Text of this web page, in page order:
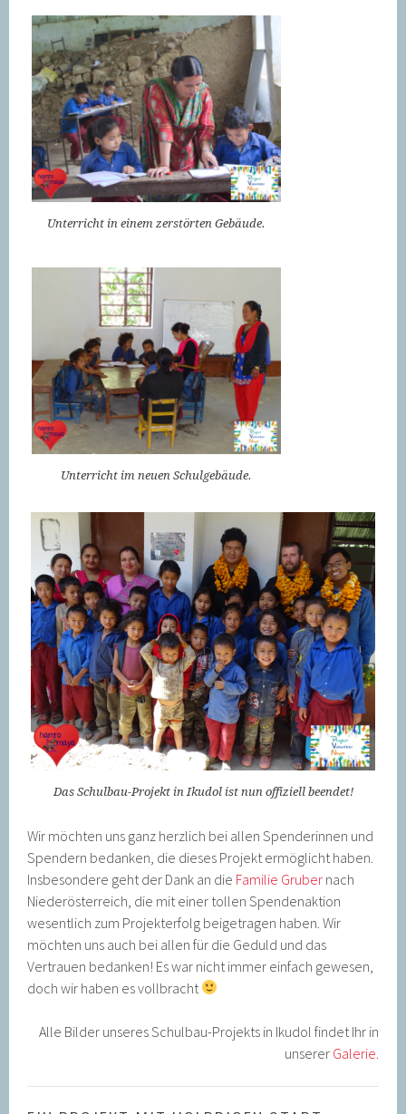
Unterricht in einem zerstörten Gebäude.
Unterricht im neuen Schulgebäude.
Das Schulbau-Projekt in Ikudol ist nun offiziell beendet!
Wir möchten uns ganz herzlich bei allen Spenderinnen und
Spendern bedanken, die dieses Projekt ermöglicht haben.
Insbesondere geht der Dank an die Familie Gruber nach
Niederösterreich, die mit einer tollen Spendenaktion
wesentlich zum Projekterfolg beigetragen haben. Wir
möchten uns auch bei allen für die Geduld und das
Vertrauen bedanken! Es war nicht immer einfach gewesen,
doch wir haben es vollbracht
Alle Bilder unseres Schulbau-Projekts in Ikudol findet Ihr in
unserer Galerie